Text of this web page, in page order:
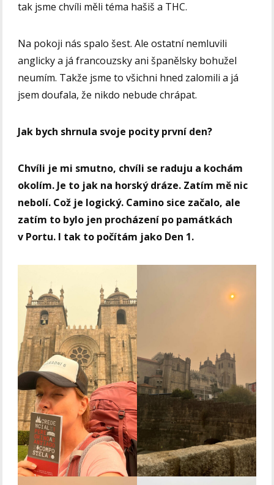
tak jsme chvíli měli téma hašiš a THC.
Na pokoji nás spalo šest. Ale ostatní nemluvili
anglicky a já francouzsky ani španělsky bohužel
neumím. Takže jsme to všichni hned zalomili a já
jsem doufala, že nikdo nebude chrápat.
Jak bych shrnula svoje pocity první den?
Chvíli je mi smutno, chvíli se raduju a kochám
okolím. Je to jak na horský dráze. Zatím mě nic
nebolí. Což je logický. Camino sice začalo, ale
zatím to bylo jen procházení po památkách
v Portu. I tak to počítám jako Den 1.